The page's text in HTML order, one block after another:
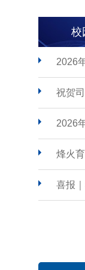
校
2026
祝贺
2026
烽火
喜报